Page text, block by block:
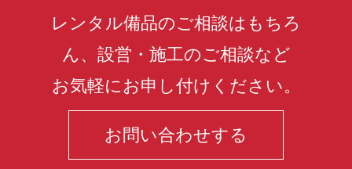
レンタル備品のご相談はもちろ
ん、設営・施工のご相談など
お気軽にお申し付けください。
お問い合わせする